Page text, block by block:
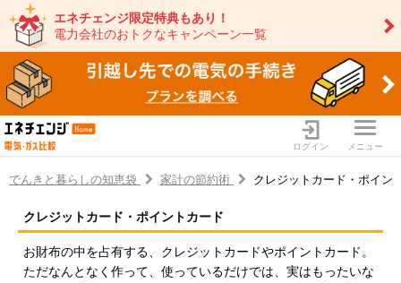
エネチェンジ限定特典もあり！
電力会社のおトクなキャンペーン一覧
電力・ガス比較サイト エネ
ログイン メニュー
でんきと暮らしの知恵袋 家計の節約術 クレジットカード・ポイン
クレジットカード・ポイントカード
お財布の中を占有する、クレジットカードやポイントカード。
ただなんとなく作って、使っているだけでは、実はもったいな